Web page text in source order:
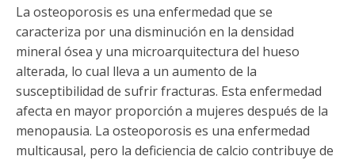
La osteoporosis es una enfermedad que se
caracteriza por una disminución en la densidad
mineral ósea y una microarquitectura del hueso
alterada, lo cual lleva a un aumento de la
susceptibilidad de sufrir fracturas. Esta enfermedad
afecta en mayor proporción a mujeres después de la
menopausia. La osteoporosis es una enfermedad
multicausal, pero la deficiencia de calcio contribuye de